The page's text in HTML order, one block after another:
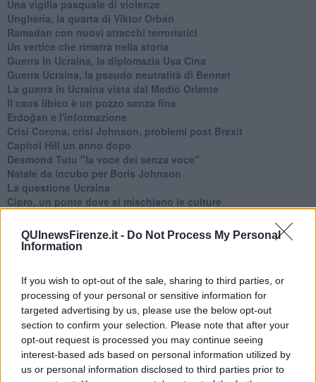
QUInewsFirenze.it - Do Not Process My Personal
Information
If you wish to opt-out of the sale, sharing to third parties, or
processing of your personal or sensitive information for
targeted advertising by us, please use the below opt-out
section to confirm your selection. Please note that after your
opt-out request is processed you may continue seeing
interest-based ads based on personal information utilized by
us or personal information disclosed to third parties prior to
Una vigilia pasquale di violenze
Ungheria, la quarta di Viktor Orbán
Ramadan con nuovi attacchi terroristici
Un vertice che rimarrà nella storia
Guerra in Ucraina, la diplomazia Usa Cina
Guerra Ucraina, la pseudo neutralità di Bennet
La guerra in Ucraina vista dal Medio Oriente
​Il caos libico è un pozzo senza fine
Erdoğan e l'informazione
Crisi Corona, crisi Johnson, problemi post Brexit
Capitol Hill un anno dopo
Desmond Tutu "la voce dei senza voce"
Natale da incubo per Boris Johnson
La questione Ucraina
Cipro, un ponte dove si mischiano le culture
La questione israelo-palestinese ignorata dal G20
Erdogan continua a sfidare l'Occidente
L'AUKUS e il Quad
Biden, primo presidente USA non in guerra
Papa Bergoglio vedrà Viktor Orbán
Bennet, un giorno in attesa di Biden
Il ritorno dei talebani
​La lenta agonia del Libano
Sudafrica, è allarme alimentare